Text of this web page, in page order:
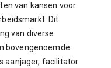
van kansen voor
Dit
van diverse
bovengenoemde
aanjager, facilitator